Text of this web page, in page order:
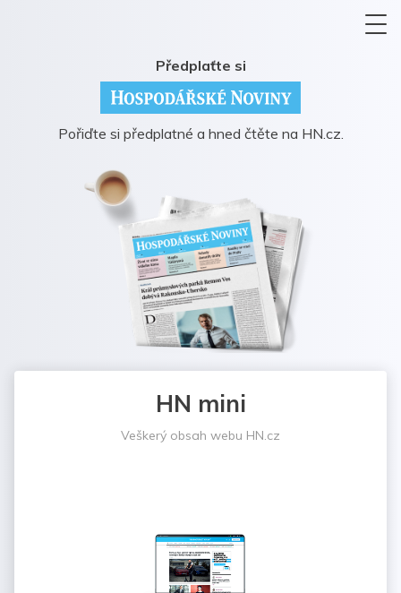
Předplaťte si
Pořiďte si předplatné a hned čtěte na HN.cz.
HN mini
Veškerý obsah webu HN.cz